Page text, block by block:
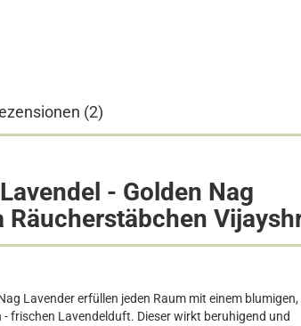
(2)
Lavendel - Golden Nag
Räucherstäbchen
Lavender erfüllen jeden Raum mit einem blumigen,
- frischen Lavendelduft. Dieser wirkt beruhigend und